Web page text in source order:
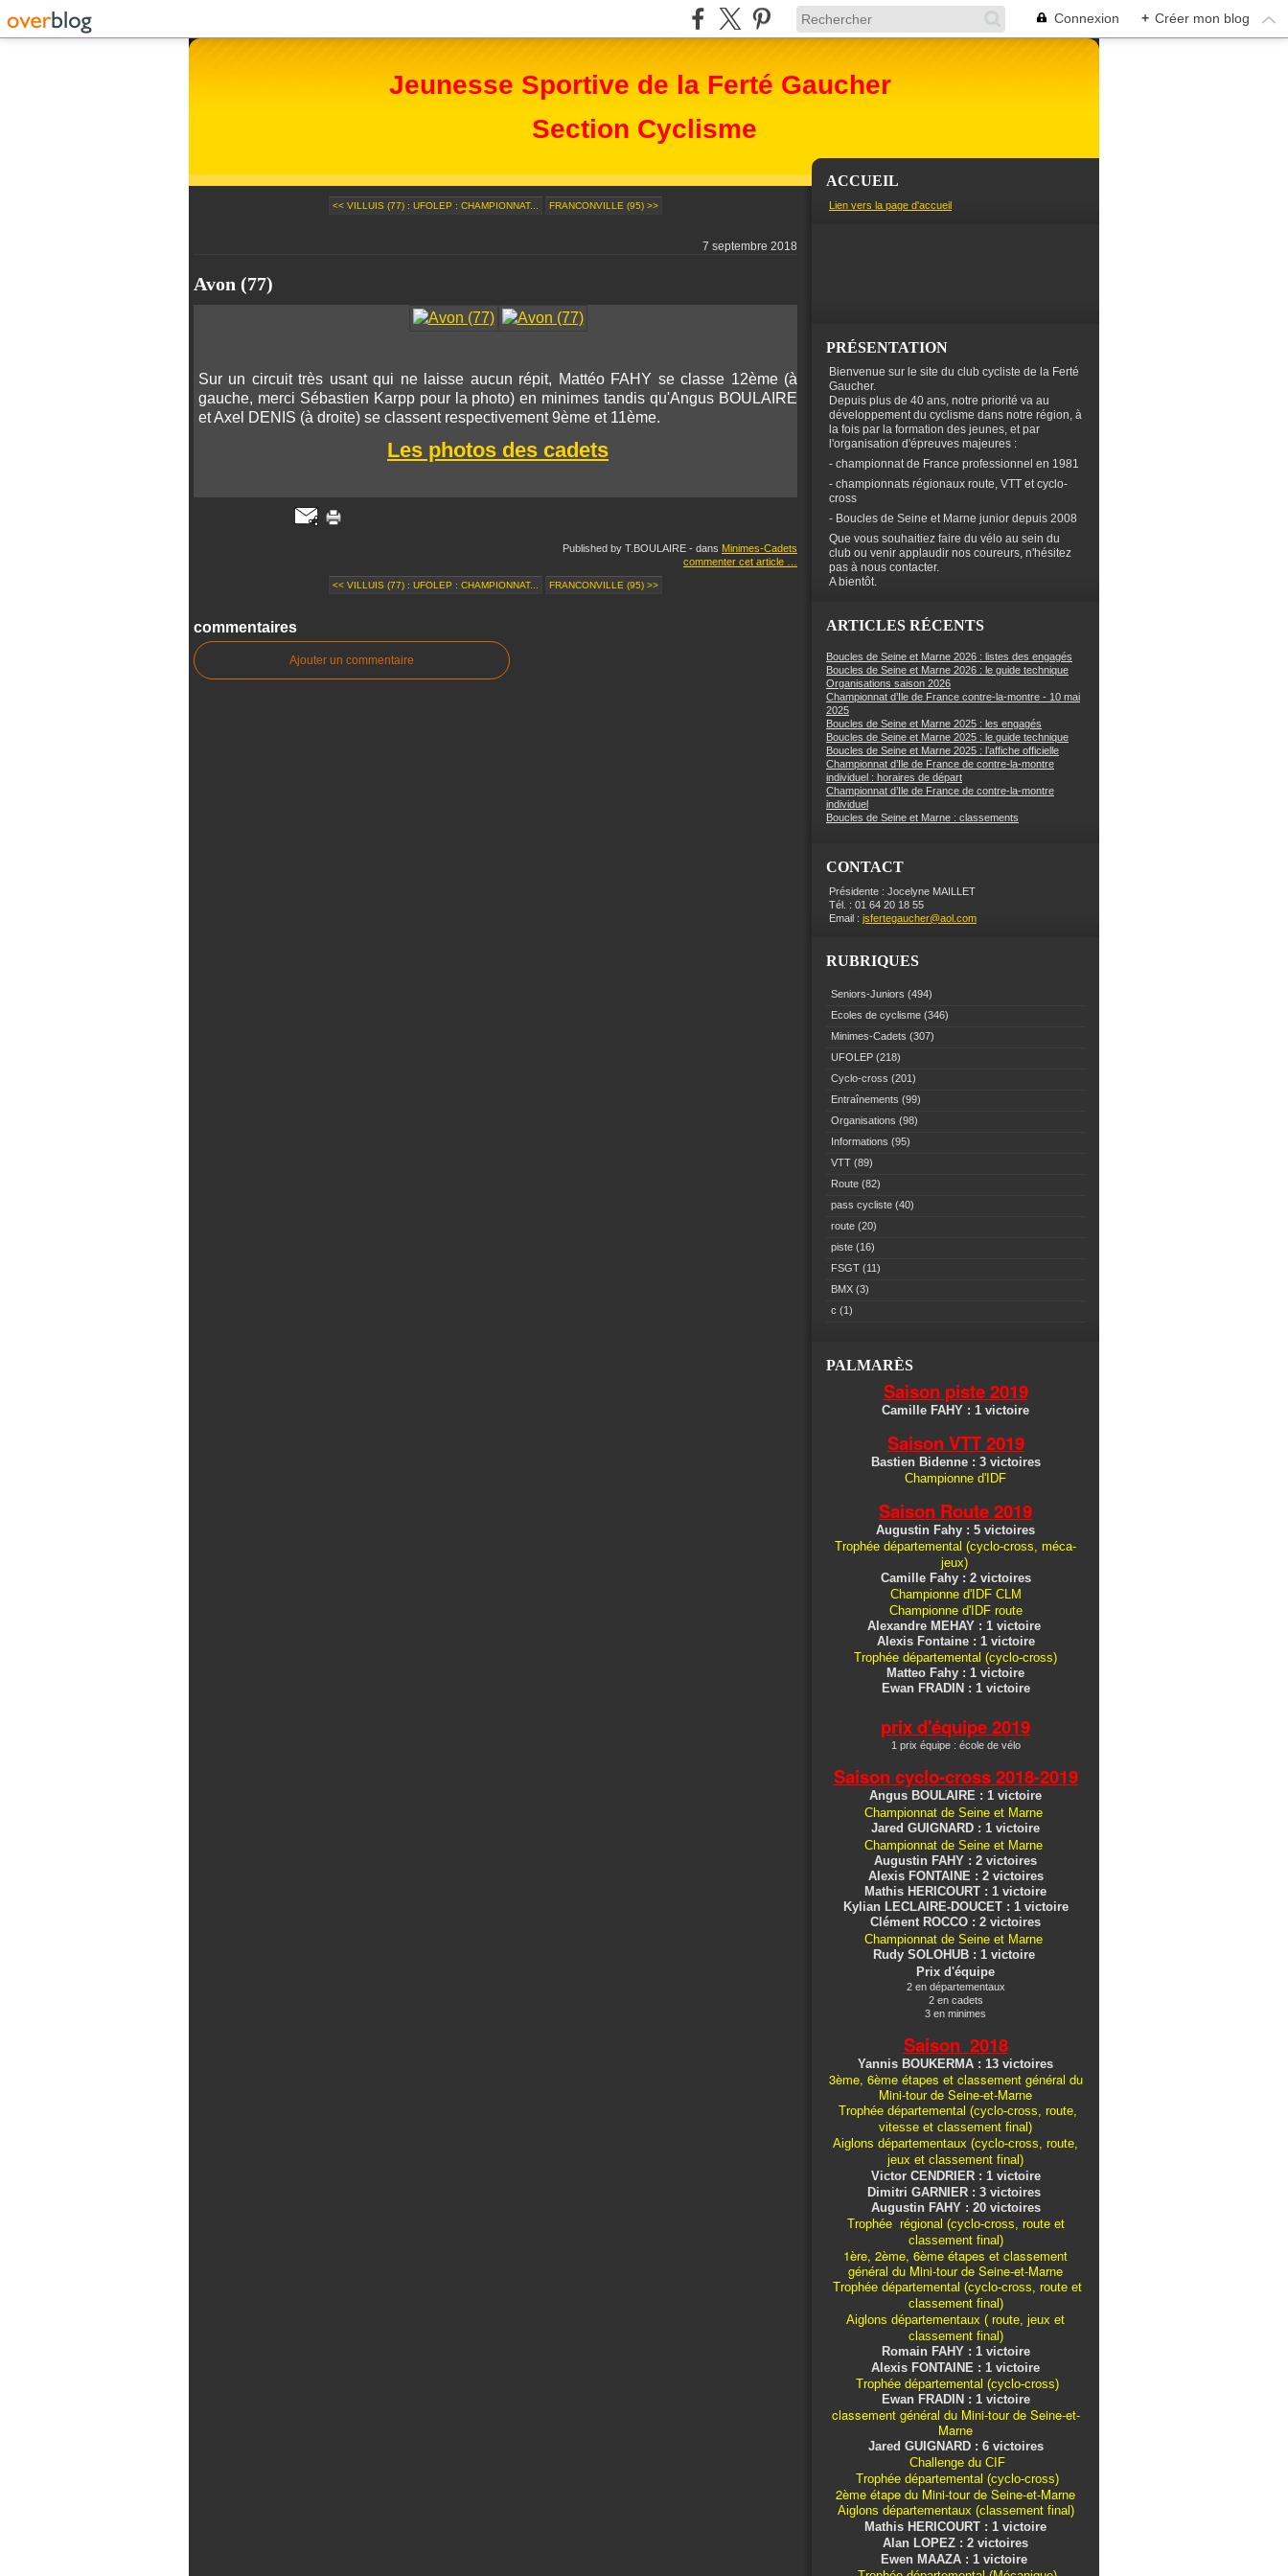
Connexion + Créer mon blog
Jeunesse Sportive de la Ferté Gaucher
Section Cyclisme
<< VILLUIS (77) : UFOLEP : CHAMPIONNAT... FRANCONVILLE (95) >>
7 septembre 2018
Avon (77)
Sur un circuit très usant qui ne laisse aucun répit, Mattéo FAHY se classe 12ème (à
gauche, merci Sébastien Karpp pour la photo) en minimes tandis qu'Angus BOULAIRE
et Axel DENIS (à droite) se classent respectivement 9ème et 11ème.
Les photos des cadets
Published by T.BOULAIRE - dans Minimes-Cadets
commenter cet article
<< VILLUIS (77) : UFOLEP : CHAMPIONNAT... FRANCONVILLE (95) >>
commentaires
Ajouter un commentaire
ACCUEIL
Lien vers la page d'accueil
PRÉSENTATION
Bienvenue sur le site du club cycliste de la Ferté
Gaucher.
Depuis plus de 40 ans, notre priorité va au
développement du cyclisme dans notre région, à
la fois par la formation des jeunes, et par
l'organisation d'épreuves majeures :
- championnat de France professionnel en 1981
- championnats régionaux route, VTT et cyclo-
cross
- Boucles de Seine et Marne junior depuis 2008
Que vous souhaitiez faire du vélo au sein du
club ou venir applaudir nos coureurs, n'hésitez
pas à nous contacter.
A bientôt.
ARTICLES RÉCENTS
Boucles de Seine et Marne 2026 : listes des engagés
Boucles de Seine et Marne 2026 : le guide technique
Organisations saison 2026
Championnat d’Ile de France contre-la-montre - 10 mai
2025
Boucles de Seine et Marne 2025 : les engagés
Boucles de Seine et Marne 2025 : le guide technique
Boucles de Seine et Marne 2025 : l’affiche officielle
Championnat d’Ile de France de contre-la-montre
individuel : horaires de départ
Championnat d’Ile de France de contre-la-montre
individuel
Boucles de Seine et Marne : classements
CONTACT
Présidente : Jocelyne MAILLET
Tél. : 01 64 20 18 55
Email : jsfertegaucher@aol.com
RUBRIQUES
Seniors-Juniors (494)
Ecoles de cyclisme (346)
Minimes-Cadets (307)
UFOLEP (218)
Cyclo-cross (201)
Entraînements (99)
Organisations (98)
Informations (95)
VTT (89)
Route (82)
pass cycliste (40)
route (20)
piste (16)
FSGT (11)
BMX (3)
c (1)
PALMARÈS
Saison piste 2019
Camille FAHY : 1 victoire
Saison VTT 2019
Bastien Bidenne : 3 victoires
Championne d'IDF
Saison Route 2019
Augustin Fahy : 5 victoires
Trophée départemental (cyclo-cross, méca-
jeux)
Camille Fahy : 2 victoires
Championne d'IDF CLM
Championne d'IDF route
Alexandre MEHAY : 1 victoire
Alexis Fontaine : 1 victoire
Trophée départemental (cyclo-cross)
Matteo Fahy : 1 victoire
Ewan FRADIN : 1 victoire
prix d'équipe 2019
1 prix équipe : école de vélo
Saison cyclo-cross2018-2019
Angus BOULAIRE : 1 victoire
Championnat de Seine et Marne
Jared GUIGNARD : 1 victoire
Championnat de Seine et Marne
Augustin FAHY : 2 victoires
Alexis FONTAINE : 2 victoires
Mathis HERICOURT : 1 victoire
Kylian LECLAIRE-DOUCET : 1 victoire
Clément ROCCO : 2 victoires
Championnat de Seine et Marne
Rudy SOLOHUB : 1 victoire
Prix d'équipe
2 en départementaux
2 en cadets
3 en minimes
Saison 2018
Yannis BOUKERMA : 13 victoires
3ème, 6ème étapes et classement général du
Mini-tour de Seine-et-Marne
Trophée départemental (cyclo-cross, route,
vitesse et classement final)
Aiglons départementaux (cyclo-cross, route,
jeux et classement final)
Victor CENDRIER : 1 victoire
Dimitri GARNIER : 3 victoires
Augustin FAHY : 20 victoires
Trophée régional (cyclo-cross, route et
classement final)
1ère, 2ème, 6ème étapes et classement
général du Mini-tour de Seine-et-Marne
Trophée départemental (cyclo-cross, route et
classement final)
Aiglons départementaux ( route, jeux et
classement final)
Romain FAHY : 1 victoire
Alexis FONTAINE : 1 victoire
Trophée départemental (cyclo-cross)
Ewan FRADIN : 1 victoire
classement général du Mini-tour de Seine-et-
Marne
Jared GUIGNARD : 6 victoires
Challenge du CIF
Trophée départemental (cyclo-cross)
2ème étape du Mini-tour de Seine-et-Marne
Aiglons départementaux (classement final)
Mathis HERICOURT : 1 victoire
Alan LOPEZ : 2 victoires
Ewen MAAZA : 1 victoire